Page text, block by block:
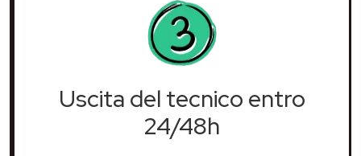
Uscita del tecnico entro
24/48h